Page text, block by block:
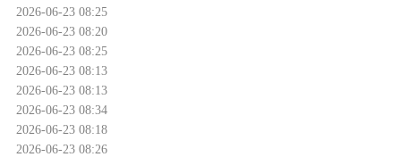
2026-06-23 08:25
2026-06-23 08:20
2026-06-23 08:25
2026-06-23 08:13
2026-06-23 08:13
2026-06-23 08:34
2026-06-23 08:18
2026-06-23 08:26